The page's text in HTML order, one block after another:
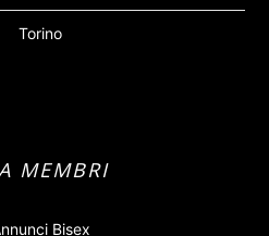
Torino
MEMBRI
Bisex